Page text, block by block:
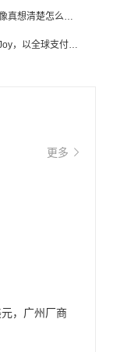
推出多款“神人”游戏后，腾讯好像真想清楚怎么做二次元了
PayPal China亮相2026 ChinaJoy，以全球支付能力助力中国游戏企业深化全球运营
更多
，广州厂商